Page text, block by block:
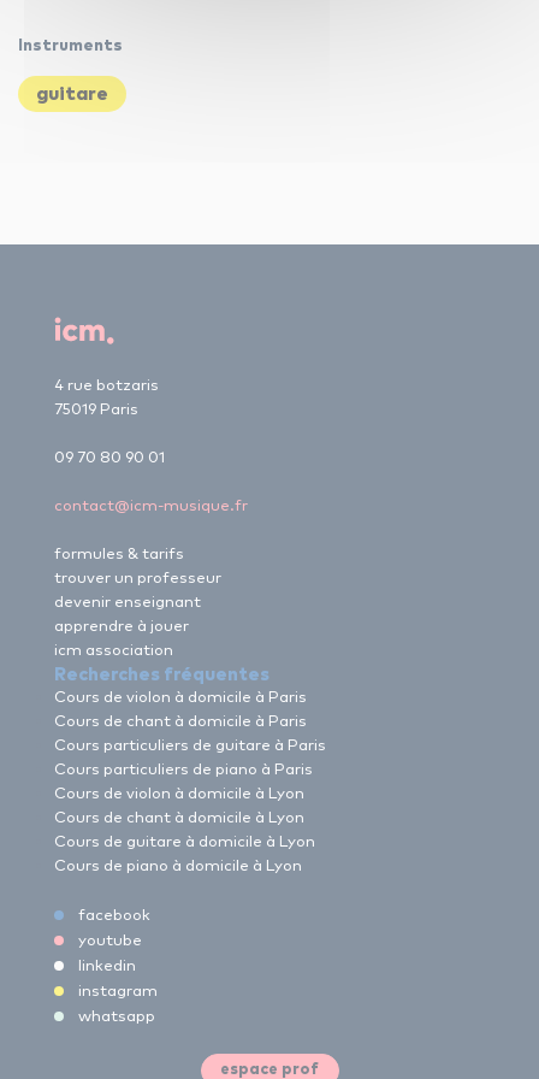
Instruments
guitare
4 rue botzaris
75019 Paris
09 70 80 90 01
contact@icm-musique.fr
formules & tarifs
trouver un professeur
devenir enseignant
apprendre à jouer
icm association
Recherches fréquentes
Cours de violon à domicile à Paris
Cours de chant à domicile à Paris
Cours particuliers de guitare à Paris
Cours particuliers de piano à Paris
Cours de violon à domicile à Lyon
Cours de chant à domicile à Lyon
Cours de guitare à domicile à Lyon
Cours de piano à domicile à Lyon
facebook
youtube
linkedin
instagram
whatsapp
espace prof